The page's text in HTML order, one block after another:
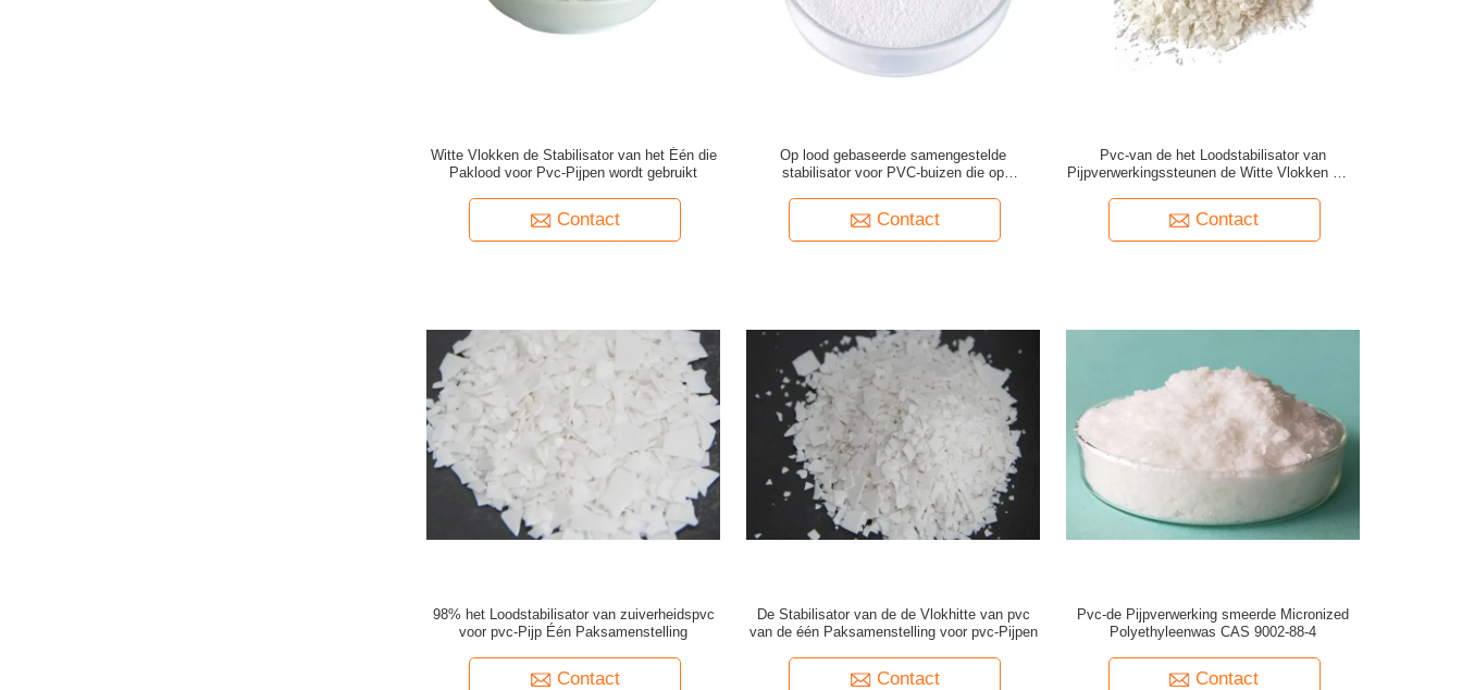
Witte Vlokken de Stabilisator van het Één die
Paklood voor Pvc-Pijpen wordt gebruikt
Contact
Op lood gebaseerde samengestelde
stabilisator voor PVC-buizen die op
Contact
Pvc-van de het Loodstabilisator van
Pijpverwerkingssteunen de Witte Vlokken Één
Contact
98% het Loodstabilisator van zuiverheidspvc
voor pvc-Pijp Één Paksamenstelling
Contact
De Stabilisator van de de Vlokhitte van pvc
van de één Paksamenstelling voor pvc-Pijpen
Contact
Pvc-de Pijpverwerking smeerde Micronized
Polyethyleenwas CAS 9002-88-4
Contact